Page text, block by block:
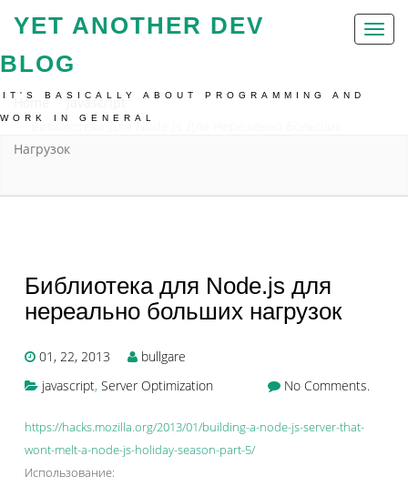
Toggle
YET ANOTHER DEV
BLOG
IT'S BASICALLY ABOUT PROGRAMMING AND
WORK IN GENERAL
Home
Javascript
Библиотека Для Node.js Для Нереально Больших
Нагрузок
Библиотека для Node.js для
нереально больших нагрузок
01, 22, 2013
bullgare
javascript, Server Optimization No Comments.
https://hacks.mozilla.org/2013/01/building-a-node-js-server-that-
wont-melt-a-node-js-holiday-season-part-5/
Использование: